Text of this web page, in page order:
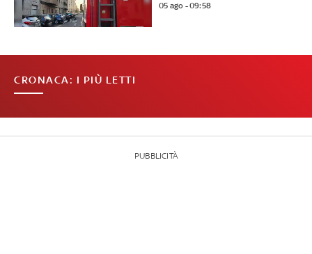
05 ago - 09:58
CRONACA: I PIÙ LETTI
PUBBLICITÀ